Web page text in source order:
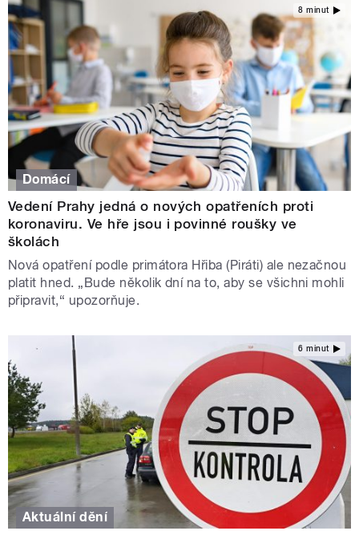
8 minut
Domácí
Vedení Prahy jedná o nových opatřeních proti
koronaviru. Ve hře jsou i povinné roušky ve
školách
Nová opatření podle primátora Hřiba (Piráti) ale nezačnou
platit hned. „Bude několik dní na to, aby se všichni mohli
připravit,“ upozorňuje.
6 minut
Aktuální dění